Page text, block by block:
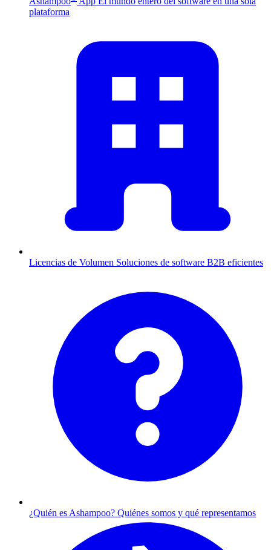
plataforma
Licencias de Volumen Soluciones de software B2B eficientes
¿Quién es Ashampoo? Quiénes somos y qué representamos